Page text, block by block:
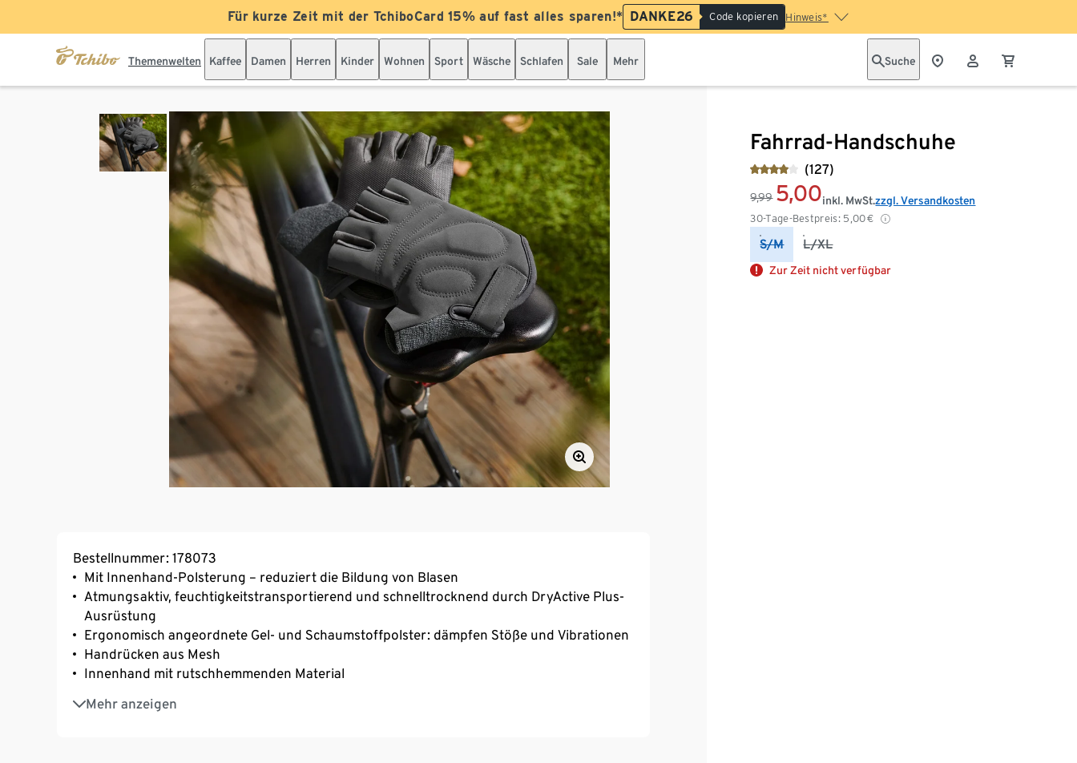
Für kurze Zeit mit der TchiboCard 15% auf fast alles sparen!* DANKE26 Code kopieren Hinweis*
Themenwelten Kaffee Damen Herren Kinder Wohnen Sport Wäsche Schlafen Sale Mehr Suche
Fahrrad-Handschuhe
(127)
9,99 5,00
30-Tage-Bestpreis: 5,00€
inkl. MwSt.zzgl. Versandkosten
S/M L/XL
Zur Zeit nicht verfügbar
Bestellnummer: 178073
Mit Innenhand-Polsterung – reduziert die Bildung von Blasen
Atmungsaktiv, feuchtigkeitstransportierend und schnelltrocknend durch DryActive Plus-
Ausrüstung
Ergonomisch angeordnete Gel- und Schaumstoffpolster: dämpfen Stöße und Vibrationen
Handrücken aus Mesh
Innenhand mit rutschhemmenden Material
Mehr anzeigen
Klettverschluss zur Weitenregulierung
Mit Elasthan: formbeständig, perfekter Sitz, hoher Tragekomfort